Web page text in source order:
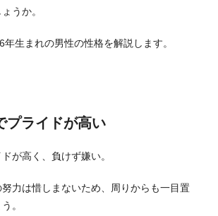
うか。
年生まれの男性の性格を解説します。
プライドが高い
が高く、負けず嫌い。
力は惜しまないため、周りからも一目置
。